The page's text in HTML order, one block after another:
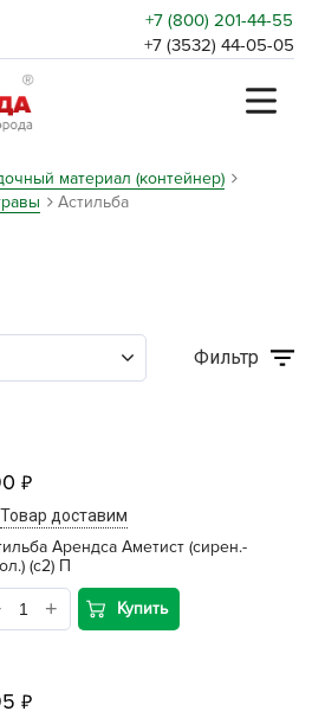
+7 (800) 201-44-55
+7 (3532) 44-05-05
материал (контейнер)
Астильба
Фильтр
Товар доставим
Арендса Аметист (сирен.-
(с2) П
Купить